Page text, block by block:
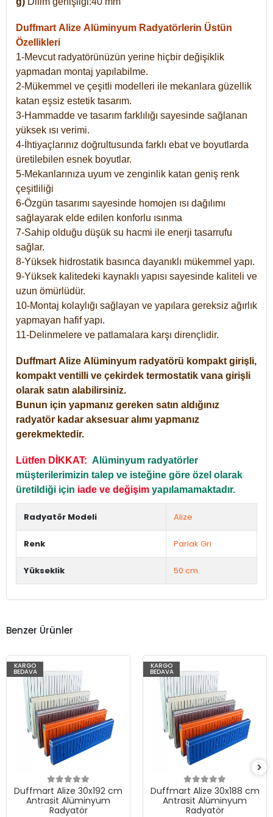
Duffmart Alize Alüminyum Radyatörlerin Üstün
Özellikleri
1-Mevcut radyatörünüzün yerine hiçbir değişiklik
yapmadan montaj yapılabilme.
2-Mükemmel ve çeşitli modelleri ile mekanlara güzellik
katan eşsiz estetik tasarım.
3-Hammadde ve tasarım farklılığı sayesinde sağlanan
yüksek ısı verimi.
4-İhtiyaçlarınız doğrultusunda farklı ebat ve boyutlarda
üretilebilen esnek boyutlar.
5-Mekanlarınıza uyum ve zenginlik katan geniş renk
çeşitliliği
6-Özgün tasarımı sayesinde homojen ısı dağılımı
sağlayarak elde edilen konforlu ısınma
7-Sahip olduğu düşük su hacmi ile enerji tasarrufu
sağlar.
8-Yüksek hidrostatik basınca dayanıklı mükemmel yapı.
9-Yüksek kalitedeki kaynaklı yapısı sayesinde kaliteli ve
uzun ömürlüdür.
10-Montaj kolaylığı sağlayan ve yapılara gereksiz ağırlık
yapmayan hafif yapı.
11-Delinmelere ve patlamalara karşı dirençlidir.
Duffmart Alize Alüminyum radyatörü kompakt girişli,
kompakt ventilli ve çekirdek termostatik vana girişli
olarak satın alabilirsiniz.
Bunun için yapmanız gereken satın aldığınız
radyatör kadar aksesuar alımı yapmanız
gerekmektedir.
Lütfen DİKKAT: Alüminyum radyatörler
müşterilerimizin talep ve isteğine göre özel olarak
üretildiği için iade ve değişim yapılamamaktadır.
Radyatör Modeli Alize
Renk Parlak Gri
Yükseklik 50 cm.
Benzer Ürünler
KARGO
BEDAVA
Duffmart Alize 30x192 cm
Antrasit Alüminyum
Radyatör
KARGO
BEDAVA
Duffmart Alize 30x188 cm
Antrasit Alüminyum
Radyatör